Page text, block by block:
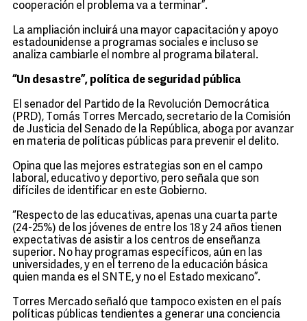
cooperación el problema va a terminar”.
La ampliación incluirá una mayor capacitación y apoyo
estadounidense a programas sociales e incluso se
analiza cambiarle el nombre al programa bilateral.
“Un desastre”, política de seguridad pública
El senador del Partido de la Revolución Democrática
(PRD), Tomás Torres Mercado, secretario de la Comisión
de Justicia del Senado de la República, aboga por avanzar
en materia de políticas públicas para prevenir el delito.
Opina que las mejores estrategias son en el campo
laboral, educativo y deportivo, pero señala que son
difíciles de identificar en este Gobierno.
“Respecto de las educativas, apenas una cuarta parte
(24-25%) de los jóvenes de entre los 18 y 24 años tienen
expectativas de asistir a los centros de enseñanza
superior. No hay programas específicos, aún en las
universidades, y en el terreno de la educación básica
quien manda es el SNTE, y no el Estado mexicano”.
Torres Mercado señaló que tampoco existen en el país
políticas públicas tendientes a generar una conciencia